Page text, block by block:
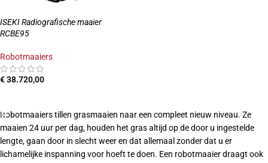
ISEKI Radiografische maaier
RCBE95
Robotmaaiers
€38.720,00
Robotmaaiers tillen grasmaaien naar een compleet nieuw niveau. Ze
maaien 24 uur per dag, houden het gras altijd op de door u ingestelde
lengte, gaan door in slecht weer en dat allemaal zonder dat u er
lichamelijke inspanning voor hoeft te doen. Een robotmaaier draagt ook